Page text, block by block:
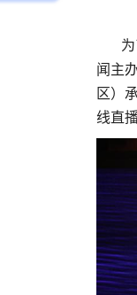
为了
闻主
区）
线直